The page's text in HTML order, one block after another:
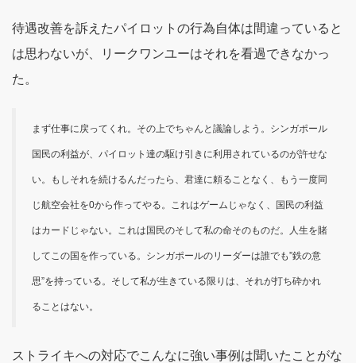
待遇改善を訴えたパイロットの行為自体は間違っていると
は思わないが、リークワンユーはそれを看過できなかっ
た。
まず仕事に戻ってくれ。その上でちゃんと議論しよう。シンガポール
国民の利益が、パイロット達の駆け引きに利用されているのが許せな
い。もしそれを続けるんだったら、君達に頼ることなく、もう一度同
じ航空会社を0から作ってやる。これはゲームじゃなく、国民の利益
はカードじゃない。これは国民のそして私の命そのものだ。人生を賭
してこの国を作っている。シンガポールのリーダーは誰でも”鉄の意
思”を持っている。そして私が生きている限りは、それが打ち砕かれ
ることはない。
ストライキへの対応でこんなに強い事例は聞いたことがな